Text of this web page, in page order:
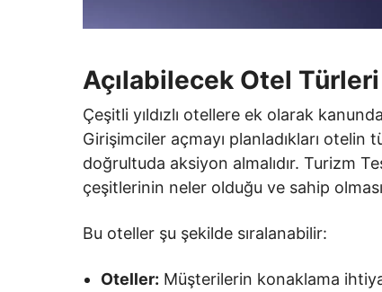
Açılabilecek Otel
Çeşitli yıldızlı otellere ek olarak
Girişimciler açmayı planladıkları
doğrultuda aksiyon almalıdır. Turizm
çeşitlerinin neler olduğu ve sahip
Bu oteller şu şekilde sıralanabilir:
Oteller: Müşterilerin konaklama